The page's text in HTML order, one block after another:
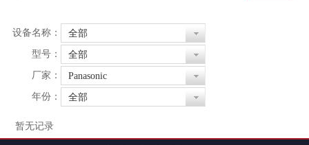
设备名称：
全部
型号：
全部
厂家：
Panasonic
年份：
全部
暂无记录